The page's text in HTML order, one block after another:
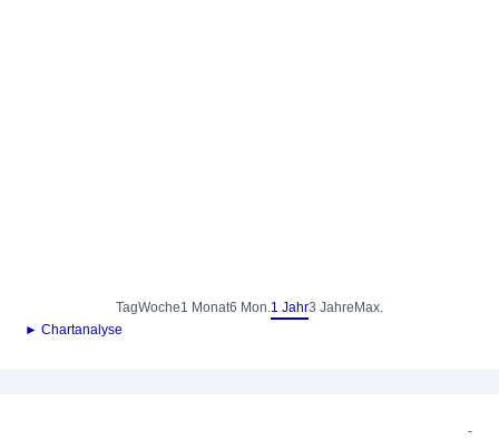
TagWoche1 Monat6 Mon.1 Jahr3 Jahre Max.
► Chartanalyse
-